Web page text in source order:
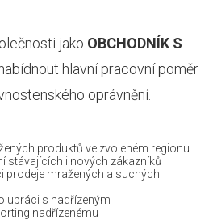
jako OBCHODNÍK S
nabídnout hlavní pracovní poměr
oprávnění.
produktů ve zvoleném regionu
stávajících i nových zákazníků
prodeje mražených a suchých
s nadřízeným
nadřízenému